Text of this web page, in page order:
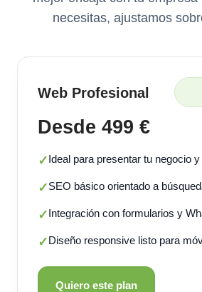
necesitas, ajustamos
Web Profesional
Desde 499 €
✓Ideal para presentar tu negocio
✓SEO básico orientado a
✓Integración con formularios y
✓Diseño responsive listo para
Quiero este plan